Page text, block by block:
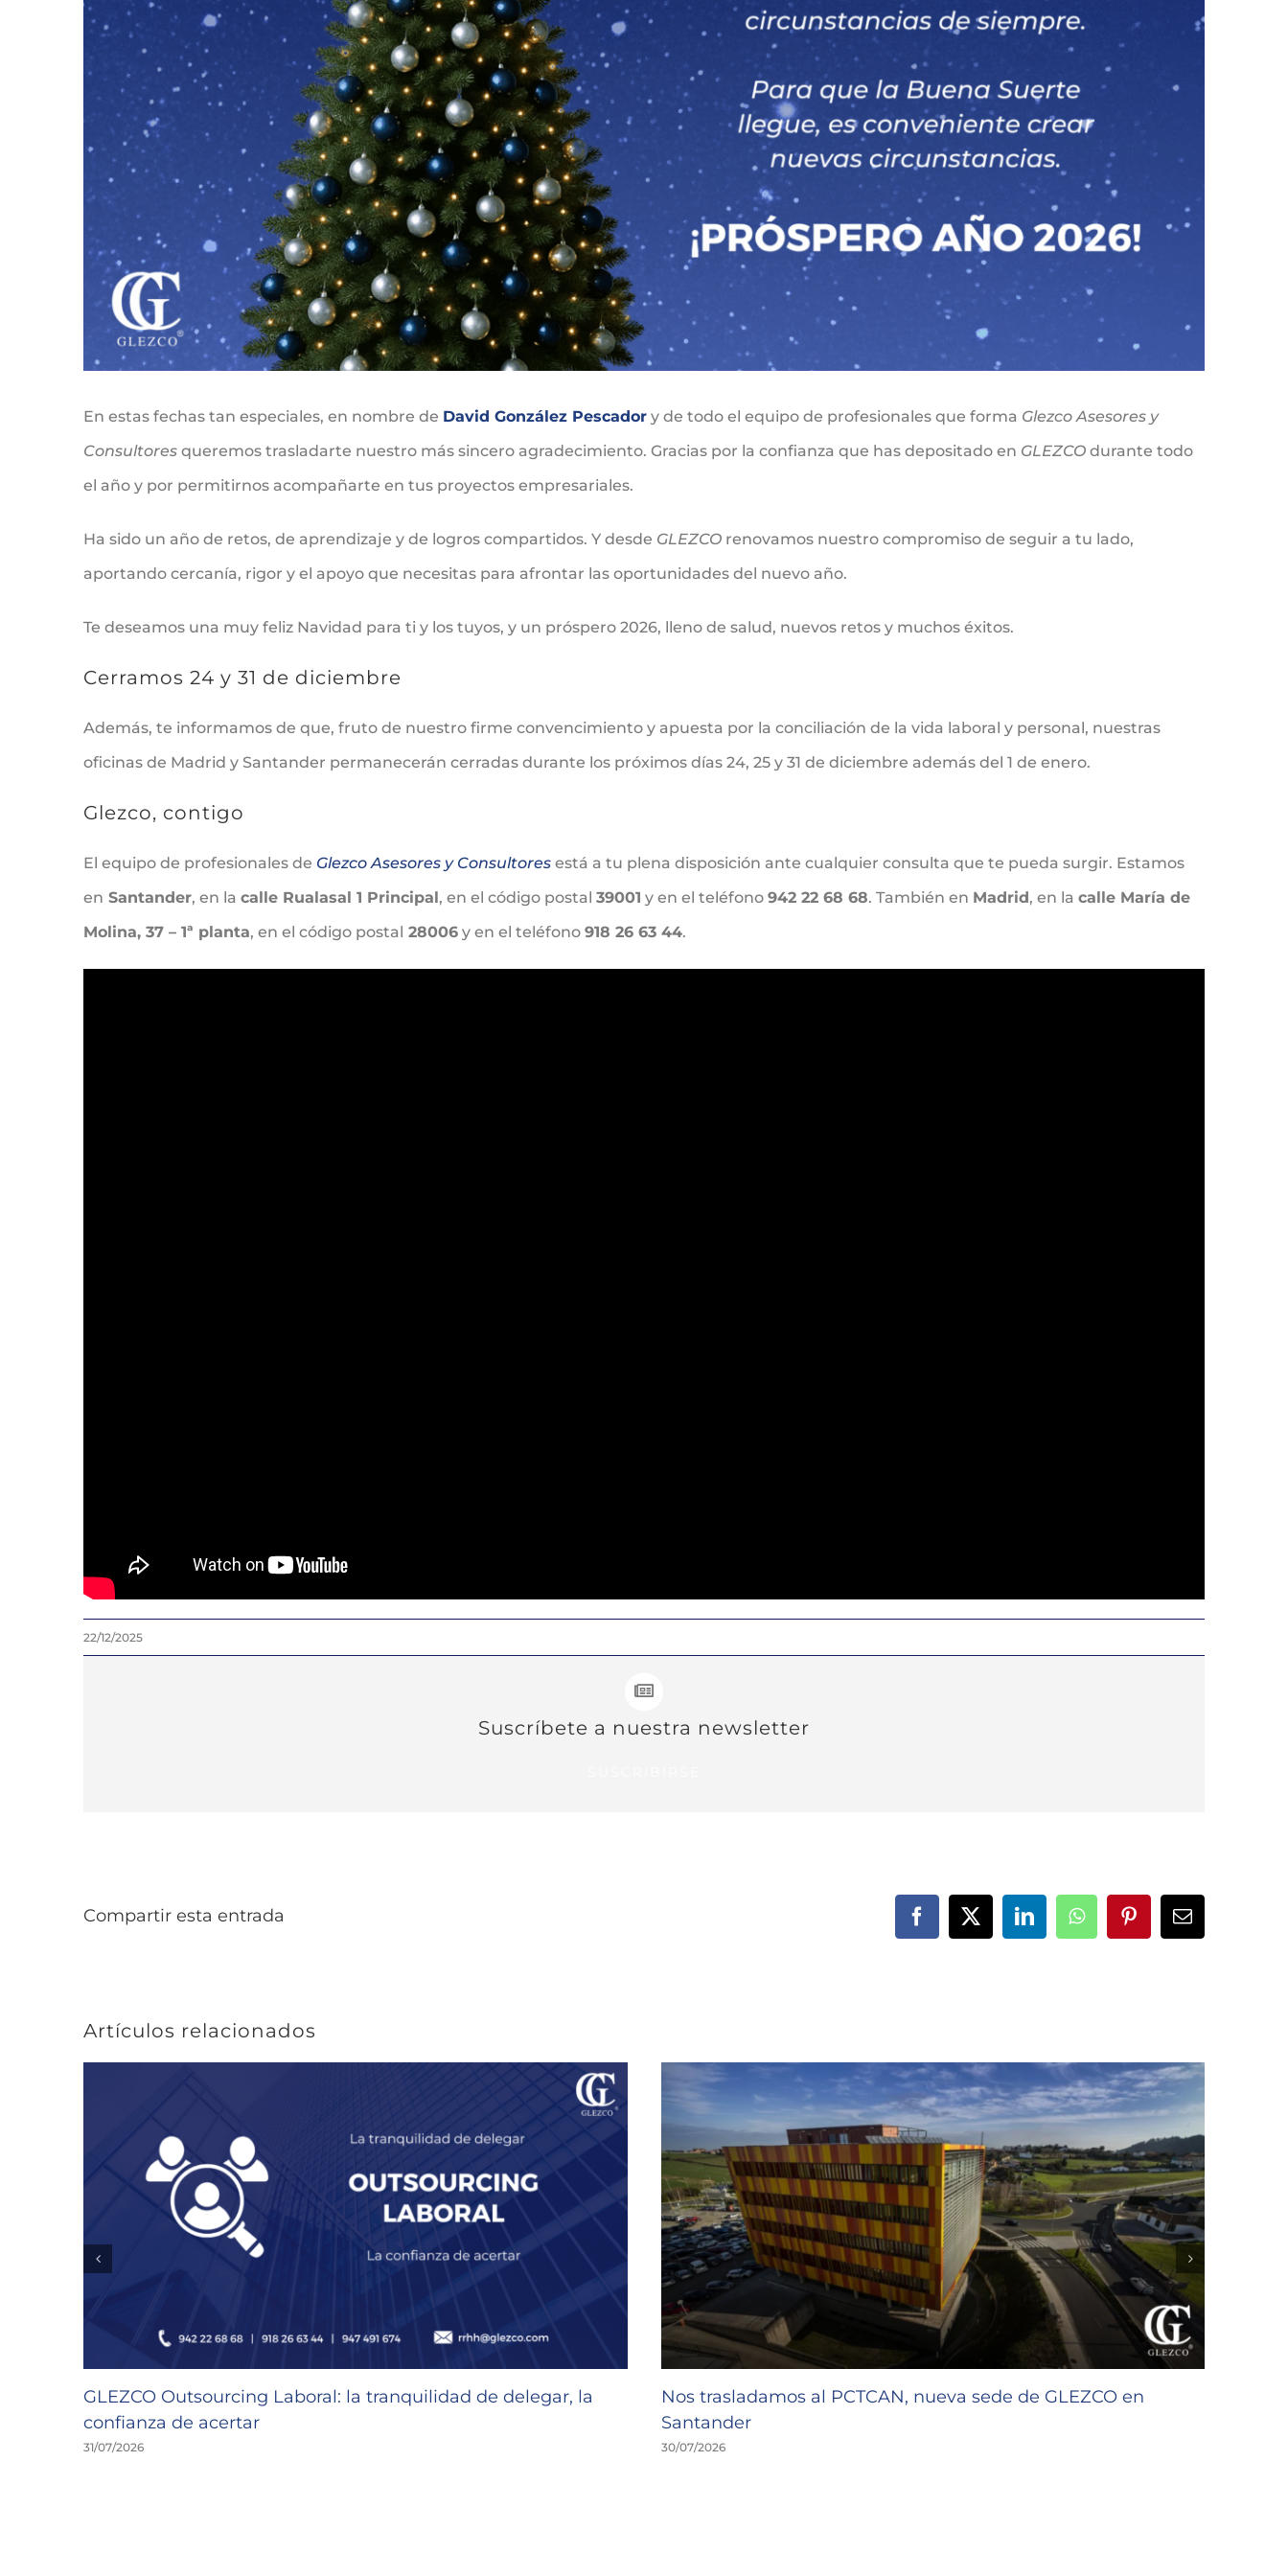
En estas fechas tan especiales, en nombre de David González Pescador y de todo el equipo de profesionales que forma Glezco Asesores y
Consultores queremos trasladarte nuestro más sincero agradecimiento. Gracias por la confianza que has depositado en GLEZCO durante todo
el año y por permitirnos acompañarte en tus proyectos empresariales.
Ha sido un año de retos, de aprendizaje y de logros compartidos. Y desde GLEZCO renovamos nuestro compromiso de seguir a tu lado,
aportando cercanía, rigor y el apoyo que necesitas para afrontar las oportunidades del nuevo año.
Te deseamos una muy feliz Navidad para ti y los tuyos, y un próspero 2026, lleno de salud, nuevos retos y muchos éxitos.
Cerramos 24 y 31 de diciembre
Además, te informamos de que, fruto de nuestro firme convencimiento y apuesta por la conciliación de la vida laboral y personal, nuestras
oficinas de Madrid y Santander permanecerán cerradas durante los próximos días 24, 25 y 31 de diciembre además del 1 de enero.
Glezco, contigo
El equipo de profesionales de Glezco Asesores y Consultores está a tu plena disposición ante cualquier consulta que te pueda surgir. Estamos
en Santander, en la calle Rualasal 1 Principal, en el código postal 39001 y en el teléfono 942 22 68 68. También en Madrid, en la calle María de
Molina, 37 – 1ª planta, en el código postal 28006 y en el teléfono 918 26 63 44.
22/12/2025
Suscríbete a nuestra newsletter
Compartir esta entrada Facebook
X LinkedInWhatsAppPinterestCorreo
electrónico
Artículos relacionados
GLEZCO Outsourcing Laboral: la tranquilidad de delegar, la
confianza de acertar
31/07/2026
Nos trasladamos al PCTCAN, nueva sede de GLEZCO en
Santander
30/07/2026